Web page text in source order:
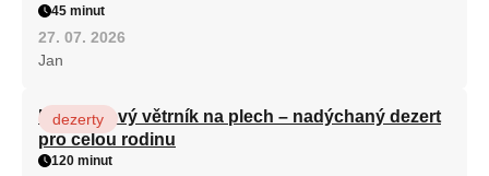
45 minut
27. 07. 2026
Jan
Karamelový větrník na plech – nadýchaný dezert
pro celou rodinu
dezerty
120 minut